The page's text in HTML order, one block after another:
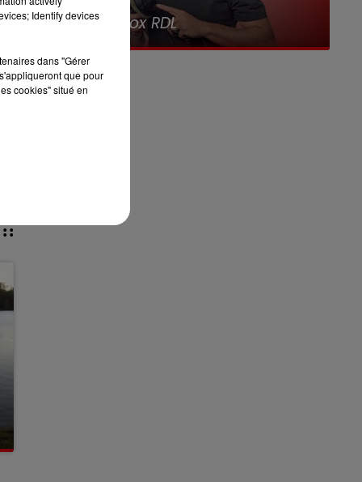
Debout c'est l'heure
Identify devices
dans "Gérer
que pour
cookies" situé en